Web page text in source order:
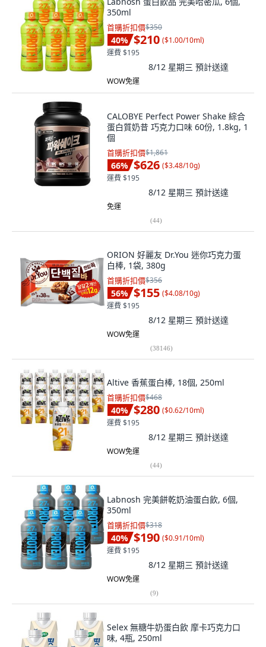
350ml
首購折扣價$350
40% $210 ($1.00/10ml)
運費 $195
8/12 星期三 預計送達
WOW免運
CALOBYE Perfect Power Shake 綜合
蛋白質奶昔 巧克力口味 60份, 1.8kg, 1
個
首購折扣價$1,861
66% $626 ($3.48/10g)
運費 $195
8/12 星期三 預計送達
免運
(44)
ORION 好麗友 Dr.You 迷你巧克力蛋
白棒, 1袋, 380g
首購折扣價$356
56% $155 ($4.08/10g)
運費 $195
8/12 星期三 預計送達
WOW免運
(38146)
Altive 香蕉蛋白棒, 18個, 250ml
首購折扣價$468
40% $280 ($0.62/10ml)
運費 $195
8/12 星期三 預計送達
WOW免運
(44)
Labnosh 完美餅乾奶油蛋白飲, 6個,
350ml
首購折扣價$318
40% $190 ($0.91/10ml)
運費 $195
8/12 星期三 預計送達
WOW免運
(9)
Selex 無糖牛奶蛋白飲 摩卡巧克力口
味, 4瓶, 250ml